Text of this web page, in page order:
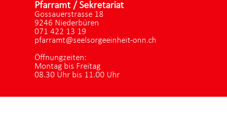
Pfarramt / Sekretariat
Gossauerstrasse 18
9246 Niederbüren
071 422 13 19
pfarramt@seelsorgeeinheit-onn.ch
Öffnungzeiten:
Montag bis Freitag
08.30 Uhr bis 11.00 Uhr